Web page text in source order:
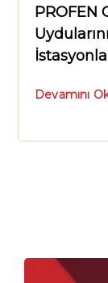
PROFEN
Devamını